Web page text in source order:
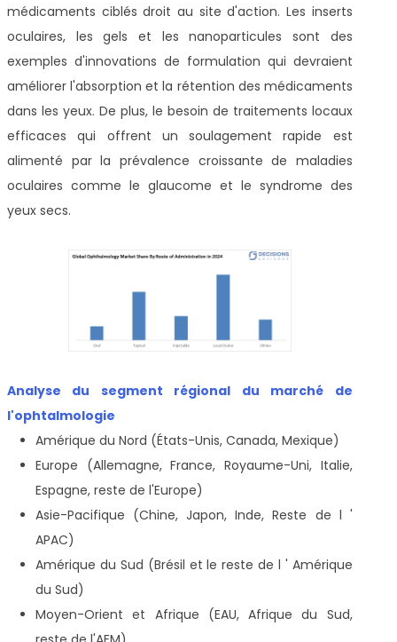
médicaments ciblés droit au site d'action. Les inserts
oculaires, les gels et les nanoparticules sont des
exemples d'innovations de formulation qui devraient
améliorer l'absorption et la rétention des médicaments
dans les yeux. De plus, le besoin de traitements locaux
efficaces qui offrent un soulagement rapide est
alimenté par la prévalence croissante de maladies
oculaires comme le glaucome et le syndrome des
yeux secs.
Analyse du segment régional du marché de
l'ophtalmologie
Amérique du Nord (États-Unis, Canada, Mexique)
Europe (Allemagne, France, Royaume-Uni, Italie,
Espagne, reste de l'Europe)
Asie-Pacifique (Chine, Japon, Inde, Reste de l '
APAC)
Amérique du Sud (Brésil et le reste de l ' Amérique
du Sud)
Moyen-Orient et Afrique (EAU, Afrique du Sud,